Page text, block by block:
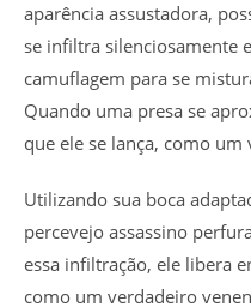
aparência assustadora,
se infiltra silenciosamente
camuflagem para se
Quando uma presa se
que ele se lança, como
Utilizando sua boca
percevejo assassino
essa infiltração, ele libera
como um verdadeiro